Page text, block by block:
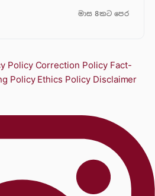
මාස 8කට පෙර
Policy Correction Policy Fact-
Policy Ethics Policy Disclaimer